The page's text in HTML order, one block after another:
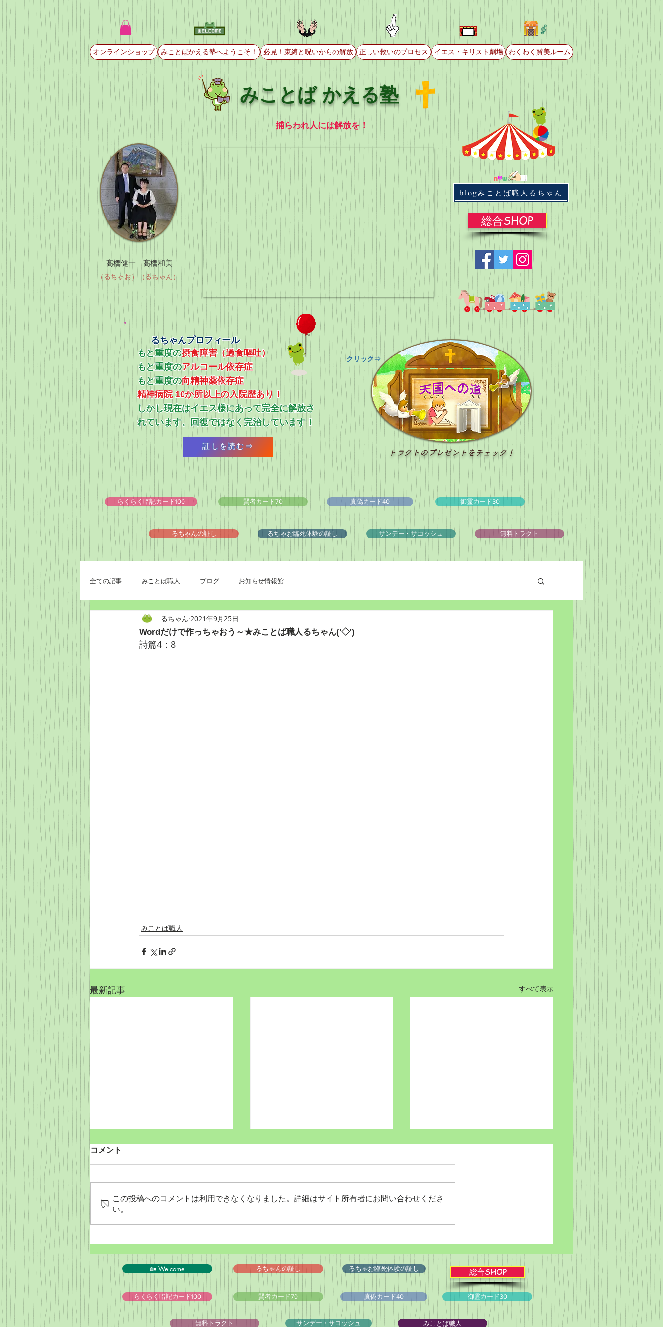
オンラインショップ みことばかえる塾へようこそ！ 必見！束縛と呪いからの解放 正しい救いのプロセス イエス・キリスト劇場 わくわく賛美ルーム
髙橋健一 髙橋和美
（るちゃお）（るちゃん）
みことば かえる塾
捕らわれ人には解放を！
blogみことば職人るちゃん
総合SHOP
るちゃんプロフィール
もと重度の摂食障害（過食嘔吐）
もと重度のアルコール依存症
​もと重度の向精神薬依存症
精神病院 10か所以上の入院歴あり！
​しかし現在はイエス様にあって完全に解放さ
れています。回復ではなく完治しています！
証しを読む⇒
​クリック⇒
トラクトのプレゼントをチェック！
らくらく暗記カード100 賢者カード70 真偽カード40 御霊カード30
るちゃんの証し るちゃお臨死体験の証し サンデー・サコッシュ 無料トラクト
全ての記事 みことば職人 ブログ お知らせ情報館
Wordだけで作っちゃおう～★みことば職人るちゃん('◇')ゞ
るちゃん 2021年9月25日
詩篇4：8
みことば職人
最新記事 すべて表示
Wordだけで作っちゃおう～
Wordだけで作っちゃおう～
Wordだけで作っちゃおう～
コメント
この投稿へのコメントは利用できなくなりました。詳細はサイト所有者にお問い合わせくださ
い。
🏡 Welcome るちゃんの証し るちゃお臨死体験の証し 総合SHOP
らくらく暗記カード100 賢者カード70 真偽カード40 御霊カード30
無料トラクト サンデー・サコッシュ みことば職人